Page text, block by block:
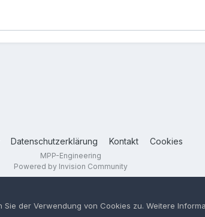
Datenschutzerklärung Kontakt Cookies
MPP-Engineering
Powered by Invision Community
der Verwendung von Cookies zu. Weitere